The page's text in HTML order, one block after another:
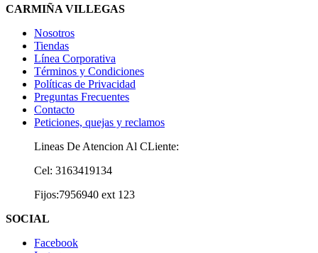
CARMIÑA VILLEGAS
Nosotros
Tiendas
Línea Corporativa
Términos y Condiciones
Políticas de Privacidad
Preguntas Frecuentes
Contacto
Peticiones, quejas y reclamos
Lineas De Atencion Al CLiente:
Cel: 3163419134
Fijos:7956940 ext 123
SOCIAL
Facebook